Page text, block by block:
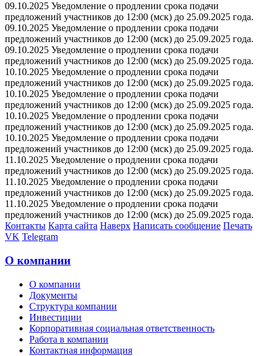
09.10.2025 Уведомление о продлении срока подачи
предложений участников до 12:00 (мск) до 25.09.2025 года.
09.10.2025 Уведомление о продлении срока подачи
предложений участников до 12:00 (мск) до 25.09.2025 года.
09.10.2025 Уведомление о продлении срока подачи
предложений участников до 12:00 (мск) до 25.09.2025 года.
10.10.2025 Уведомление о продлении срока подачи
предложений участников до 12:00 (мск) до 25.09.2025 года.
10.10.2025 Уведомление о продлении срока подачи
предложений участников до 12:00 (мск) до 25.09.2025 года.
10.10.2025 Уведомление о продлении срока подачи
предложений участников до 12:00 (мск) до 25.09.2025 года.
10.10.2025 Уведомление о продлении срока подачи
предложений участников до 12:00 (мск) до 25.09.2025 года.
11.10.2025 Уведомление о продлении срока подачи
предложений участников до 12:00 (мск) до 25.09.2025 года.
11.10.2025 Уведомление о продлении срока подачи
предложений участников до 12:00 (мск) до 25.09.2025 года.
11.10.2025 Уведомление о продлении срока подачи
предложений участников до 12:00 (мск) до 25.09.2025 года.
Контакты Карта сайта Наверх Написать сообщение Печать
VK Telegram
О компании
О компании
Документы
Структура компании
Инвестиции
Корпоративная социальная ответственность
Работа в компании
Контактная информация